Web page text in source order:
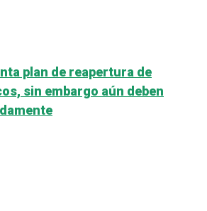
plan de reapertura de
sin embargo aún deben